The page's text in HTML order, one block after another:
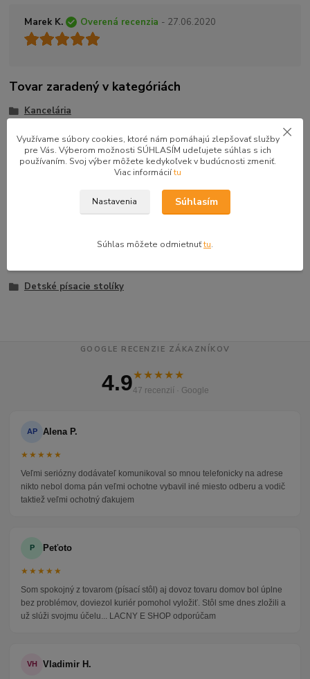
Marek K. Overená recenzia - 27.06.2020
Tovar zaradený v kategóriách
Kancelária
Detská a študentská izba
Drevona
Študentské izby
Písacie a pc stoly
Detské písacie stolíky
GOOGLE RECENZIE ZÁKAZNÍKOV
4.9★★★★★
47 recenzií · Google
AP Alena P.
★★★★★
Veľmi seriózny dodávateľ komunikoval so mnou telefonicky na adrese
nikto nebol doma pán veľmi ochotne vybavil iné miesto odberu a vodič
taktiež veľmi ochotný ďakujem
P Peťoto
★★★★★
Som spokojný z tovarom (písací stôl) aj dovoz tovaru domov bol úplne
bez problémov, doviezol kuriér pomohol vyložiť. Stôl sme dnes zložili a
už slúži svojmu účelu... LACNY E SHOP odporúčam
VH Vladimir H.
Využívame súbory cookies, ktoré nám pomáhajú zlepšovať služby
pre Vás. Výberom možnosti SÚHLASÍM udeľujete súhlas s ich
používaním. Svoj výber môžete kedykoľvek v budúcnosti zmeniť.
Viac informáciítu
Nastavenia Súhlasím
Súhlas môžete odmietnuťtu.